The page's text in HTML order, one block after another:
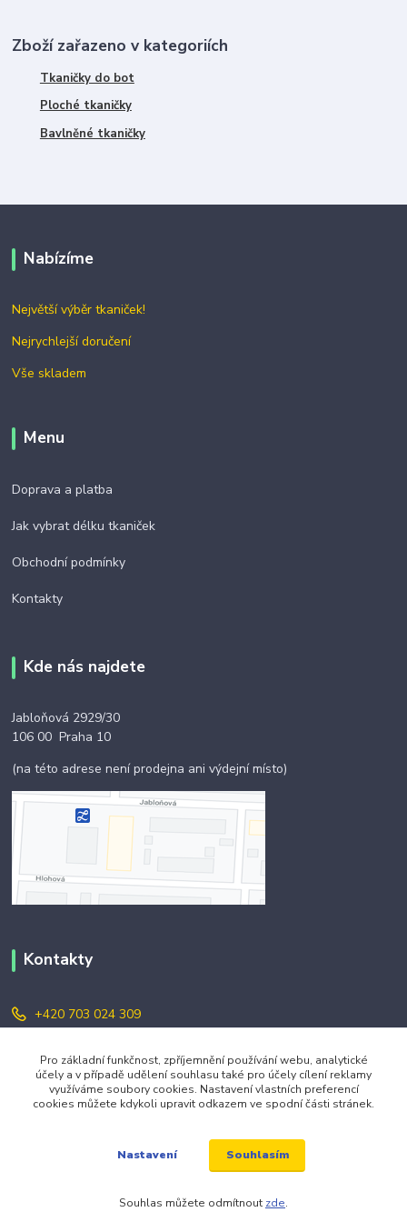
Zboží zařazeno v kategoriích
Tkaničky do bot
Ploché tkaničky
Bavlněné tkaničky
Nabízíme
Největší výběr tkaniček!
Nejrychlejší doručení
Vše skladem
Menu
Doprava a platba
Jak vybrat délku tkaniček
Obchodní podmínky
Kontakty
Kde nás najdete
Jabloňová 2929/30
106 00 Praha 10
(na této adrese není prodejna ani výdejní místo)
Kontakty
+420 703 024 309
objednavky@zavazuj.cz
Pro základní funkčnost, zpříjemnění používání webu, analytické
účely a v případě udělení souhlasu také pro účely cílení reklamy
využíváme soubory cookies. Nastavení vlastních preferencí
cookies můžete kdykoli upravit odkazem ve spodní části stránek.
Nastavení Souhlasím
Souhlas můžete odmítnout zde.